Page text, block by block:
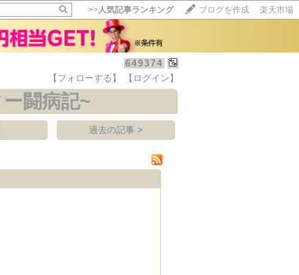
>>人気記事ランキング ブログを作成 楽天市場
649374
【フォローする】 【ログイン】
いいね!
過去の記事 >